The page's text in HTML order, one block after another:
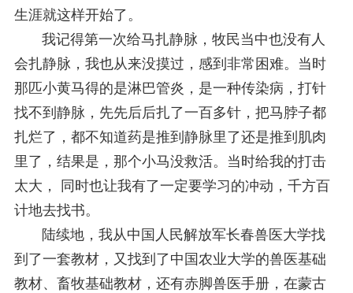
生涯就这样开始了。
我记得第一次给马扎静脉，牧民当中也没有人
会扎静脉，我也从来没摸过，感到非常困难。当时
那匹小黄马得的是淋巴管炎，是一种传染病，打针
找不到静脉，先先后后扎了一百多针，把马脖子都
扎烂了，都不知道药是推到静脉里了还是推到肌肉
里了，结果是，那个小马没救活。当时给我的打击
太大， 同时也让我有了一定要学习的冲动，千方百
计地去找书。
陆续地，我从中国人民解放军长春兽医大学找
到了一套教材，又找到了中国农业大学的兽医基础
教材、畜牧基础教材，还有赤脚兽医手册，在蒙古